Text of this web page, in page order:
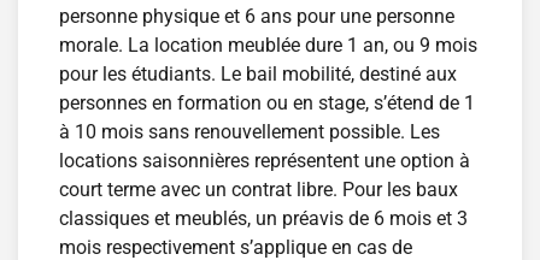
personne physique et 6 ans pour une personne
morale. La location meublée dure 1 an, ou 9 mois
pour les étudiants. Le bail mobilité, destiné aux
personnes en formation ou en stage, s’étend de 1
à 10 mois sans renouvellement possible. Les
locations saisonnières représentent une option à
court terme avec un contrat libre. Pour les baux
classiques et meublés, un préavis de 6 mois et 3
mois respectivement s’applique en cas de